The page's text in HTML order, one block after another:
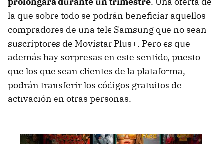
la que sobre todo se podrán beneficiar aquellos
compradores de una tele Samsung que no sean
suscriptores de Movistar Plus+. Pero es que
además hay sorpresas en este sentido, puesto
que los que sean clientes de la plataforma,
podrán transferir los códigos gratuitos de
activación en otras personas.